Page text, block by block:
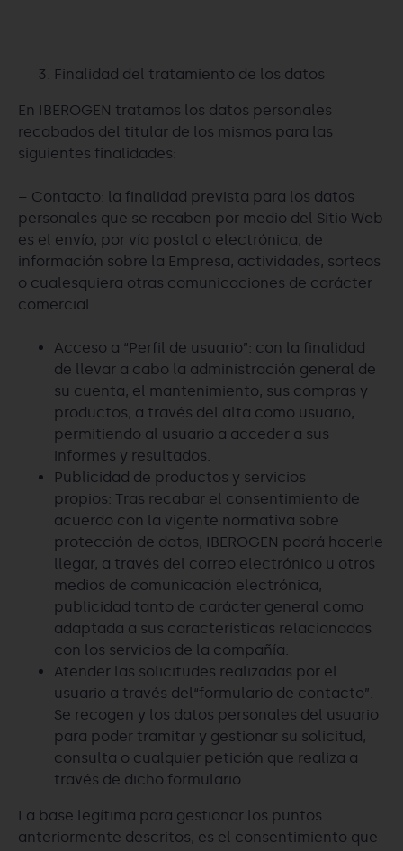
Finalidad del tratamiento de los datos
En IBEROGEN tratamos los datos personales
recabados del titular de los mismos para las
siguientes finalidades:
– Contacto: la finalidad prevista para los datos
personales que se recaben por medio del Sitio Web
es el envío, por vía postal o electrónica, de
información sobre la Empresa, actividades, sorteos
o cualesquiera otras comunicaciones de carácter
comercial.
Acceso a “Perfil de usuario”: con la finalidad
de llevar a cabo la administración general de
su cuenta, el mantenimiento, sus compras y
productos, a través del alta como usuario,
permitiendo al usuario a acceder a sus
informes y resultados.
Publicidad de productos y servicios
propios: Tras recabar el consentimiento de
acuerdo con la vigente normativa sobre
protección de datos, IBEROGEN podrá hacerle
llegar, a través del correo electrónico u otros
medios de comunicación electrónica,
publicidad tanto de carácter general como
adaptada a sus características relacionadas
con los servicios de la compañía.
Atender las solicitudes realizadas por el
usuario a través del“formulario de contacto”.
Se recogen y los datos personales del usuario
para poder tramitar y gestionar su solicitud,
consulta o cualquier petición que realiza a
través de dicho formulario.
La base legítima para gestionar los puntos
anteriormente descritos, es el consentimiento que